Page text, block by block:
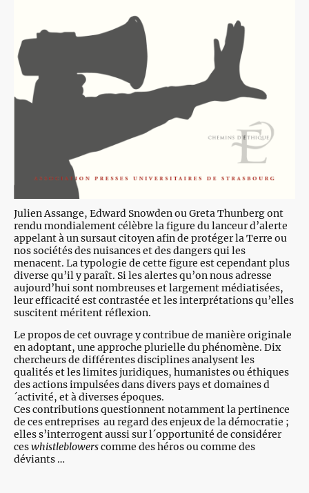
Julien Assange, Edward Snowden ou Greta Thunberg ont
rendu mondialement célèbre la figure du lanceur d’alerte
appelant à un sursaut citoyen afin de protéger la Terre ou
nos sociétés des nuisances et des dangers qui les
menacent. La typologie de cette figure est cependant plus
diverse qu’il y paraît. Si les alertes qu’on nous adresse
aujourd’hui sont nombreuses et largement médiatisées,
leur efficacité est contrastée et les interprétations qu’elles
suscitent méritent réflexion.
Le propos de cet ouvrage y contribue de manière originale
en adoptant, une approche plurielle du phénomène. Dix
chercheurs de différentes disciplines analysent les
qualités et les limites juridiques, humanistes ou éthiques
des actions impulsées dans divers pays et domaines d
´activité, et à diverses époques.
Ces contributions questionnent notamment la pertinence
de ces entreprises au regard des enjeux de la démocratie ;
elles s’interrogent aussi sur l´opportunité de considérer
ceswhistleblowerscomme des héros ou comme des
déviants …